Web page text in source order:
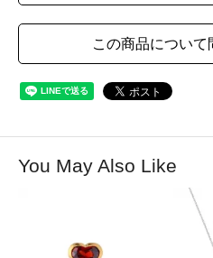
この商品について
You May Also Like